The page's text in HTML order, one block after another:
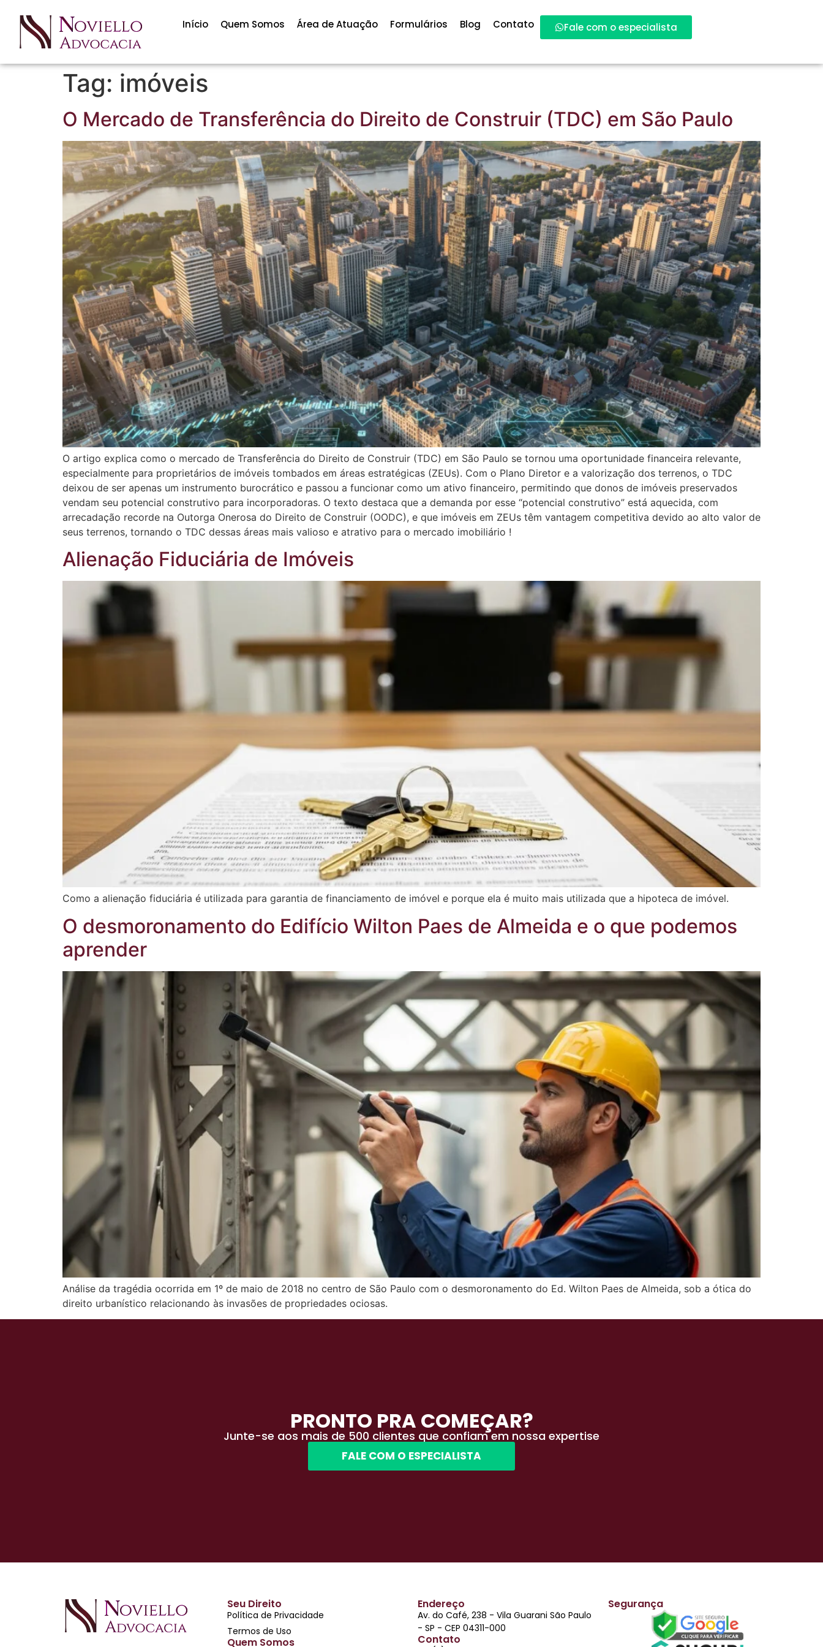
Início Quem Somos Área de Atuação Formulários Blog Contato Fale com o especialista
Tag: imóveis
O Mercado de Transferência do Direito de Construir (TDC) em São Paulo
O artigo explica como o mercado de Transferência do Direito de Construir (TDC) em São Paulo se tornou uma oportunidade financeira relevante,
especialmente para proprietários de imóveis tombados em áreas estratégicas (ZEUs). Com o Plano Diretor e a valorização dos terrenos, o TDC
deixou de ser apenas um instrumento burocrático e passou a funcionar como um ativo financeiro, permitindo que donos de imóveis preservados
vendam seu potencial construtivo para incorporadoras. O texto destaca que a demanda por esse “potencial construtivo” está aquecida, com
arrecadação recorde na Outorga Onerosa do Direito de Construir (OODC), e que imóveis em ZEUs têm vantagem competitiva devido ao alto valor de
seus terrenos, tornando o TDC dessas áreas mais valioso e atrativo para o mercado imobiliário !
Alienação Fiduciária de Imóveis
Como a alienação fiduciária é utilizada para garantia de financiamento de imóvel e porque ela é muito mais utilizada que a hipoteca de imóvel.
O desmoronamento do Edifício Wilton Paes de Almeida e o que podemos
aprender
Análise da tragédia ocorrida em 1º de maio de 2018 no centro de São Paulo com o desmoronamento do Ed. Wilton Paes de Almeida, sob a ótica do
direito urbanístico relacionando às invasões de propriedades ociosas.
PRONTO PRA COMEÇAR?
Junte-se aos mais de 500 clientes que confiam em nossa expertise
FALE COM O ESPECIALISTA
Seu Direito
Política de Privacidade
Termos de Uso
Quem Somos
Endereço
Av. do Café, 238 - Vila Guarani São Paulo
- SP - CEP 04311-000
Contato
Segurança